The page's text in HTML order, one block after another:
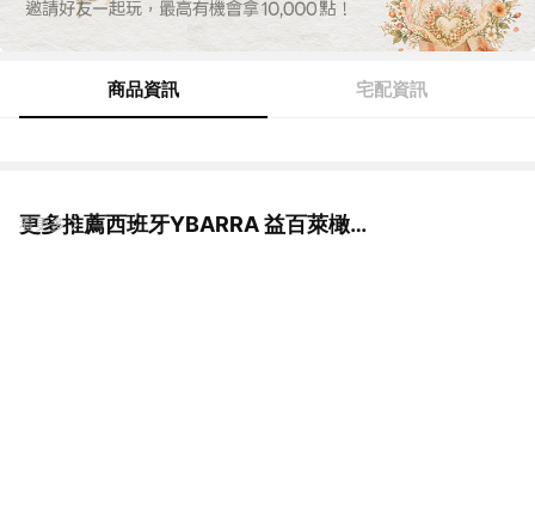
商品資訊 宅配資訊
更多推薦西班牙YBARRA 益百萊橄欖油
看更多